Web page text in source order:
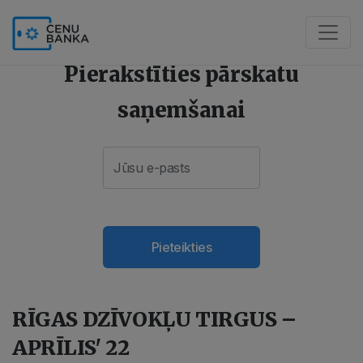
RĪGAS DZĪVOKĻU TIRGUS –
APRĪLIS' 22
Pierakstīties pārskatu
saņemšanai
Pieteikties